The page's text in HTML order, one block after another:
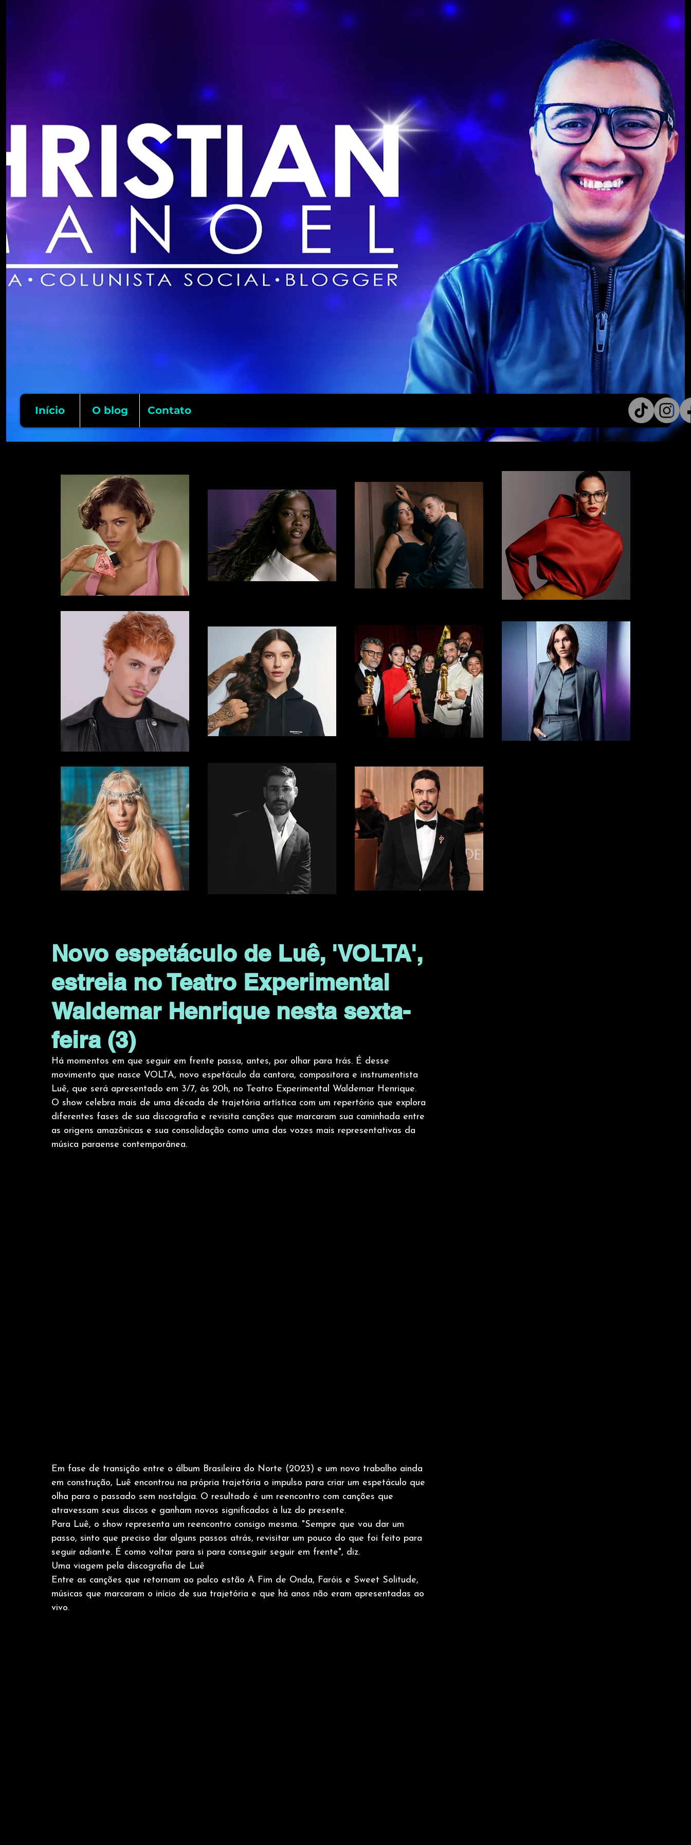
Início O blog Contato
Novo espetáculo de Luê, 'VOLTA',
estreia no Teatro Experimental
Waldemar Henrique nesta sexta-
feira (3)
Há momentos em que seguir em frente passa, antes, por olhar para trás. É desse
movimento que nasce VOLTA, novo espetáculo da cantora, compositora e instrumentista
Luê, que será apresentado em 3/7, às 20h, no Teatro Experimental Waldemar Henrique.
O show celebra mais de uma década de trajetória artística com um repertório que explora
diferentes fases de sua discografia e revisita canções que marcaram sua caminhada entre
as origens amazônicas e sua consolidação como uma das vozes mais representativas da
música paraense contemporânea.
Em fase de transição entre o álbum Brasileira do Norte (2023) e um novo trabalho ainda
em construção, Luê encontrou na própria trajetória o impulso para criar um espetáculo que
olha para o passado sem nostalgia. O resultado é um reencontro com canções que
atravessam seus discos e ganham novos significados à luz do presente.
Para Luê, o show representa um reencontro consigo mesma. "Sempre que vou dar um
passo, sinto que preciso dar alguns passos atrás, revisitar um pouco do que foi feito para
seguir adiante. É como voltar para si para conseguir seguir em frente", diz.
Uma viagem pela discografia de Luê
Entre as canções que retornam ao palco estão A Fim de Onda, Faróis e Sweet Solitude,
músicas que marcaram o início de sua trajetória e que há anos não eram apresentadas ao
vivo.